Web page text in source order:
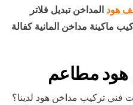
هود المداخن تبديل فلاتر
ماكينة مداخن المانية كفالة
هود مطاعم
فني تركيب مداخن هود لدينا؟